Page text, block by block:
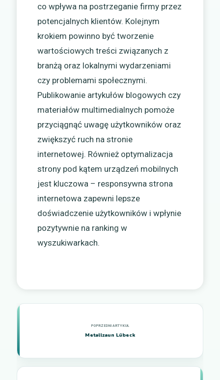
co wpływa na postrzeganie firmy przez
potencjalnych klientów. Kolejnym
krokiem powinno być tworzenie
wartościowych treści związanych z
branżą oraz lokalnymi wydarzeniami
czy problemami społecznymi.
Publikowanie artykułów blogowych czy
materiałów multimedialnych pomoże
przyciągnąć uwagę użytkowników oraz
zwiększyć ruch na stronie
internetowej. Również optymalizacja
strony pod kątem urządzeń mobilnych
jest kluczowa – responsywna strona
internetowa zapewni lepsze
doświadczenie użytkowników i wpłynie
pozytywnie na ranking w
wyszukiwarkach.
Metallzaun Lübeck